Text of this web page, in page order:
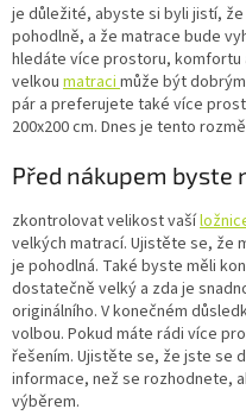
je důležité, abyste si byli jistí,
pohodlně, a že matrace bude
hledáte více prostoru, komfortu
velkou matraci může být
pár a preferujete také více
200x200 cm. Dnes je tento
Před nákupem byste
zkontrolovat velikost vaší
velkých matrací. Ujistěte se, že
je pohodlná. Také byste měli
dostatečně velký a zda je
originálního. V konečném
volbou. Pokud máte rádi více
řešením. Ujistěte se, že jste se
informace, než se rozhodnete,
výběrem.